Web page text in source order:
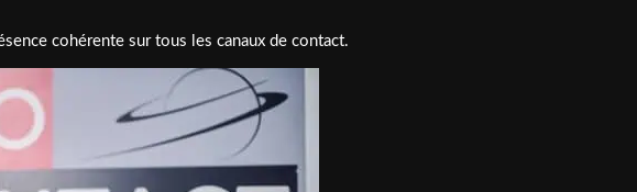
cohérente sur tous les canaux de contact.